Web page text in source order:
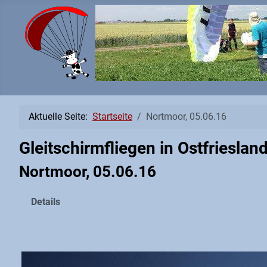
Aktuelle Seite: Startseite Nortmoor, 05.06.16
Gleitschirmfliegen in
Nortmoor, 05.06.16
Details